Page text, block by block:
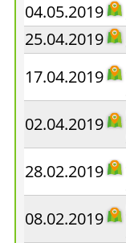
04.05.2019
25.04.2019
17.04.2019
02.04.2019
28.02.2019
08.02.2019